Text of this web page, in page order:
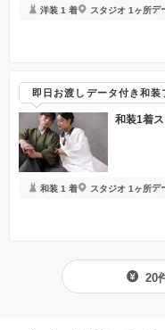
洋装 1 着 スタジオ 1ヶ所デ
即日お渡しデータ付き和装
和装1着
和装 1 着 スタジオ 1ヶ所デ
20